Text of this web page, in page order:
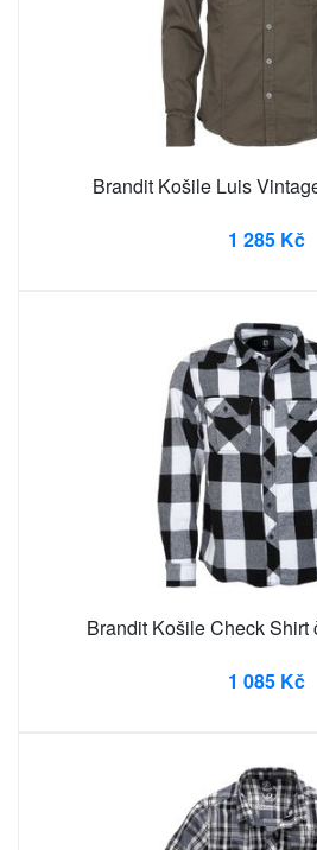
Brandit Košile Luis
1 285 Kč
Brandit Košile Check Shirt
1 085 Kč